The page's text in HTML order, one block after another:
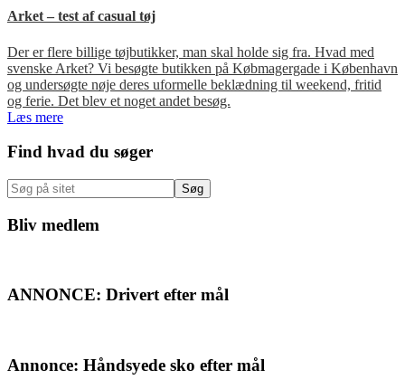
Arket – test af casual tøj
Der er flere billige tøjbutikker, man skal holde sig fra. Hvad med
svenske Arket? Vi besøgte butikken på Købmagergade i København
og undersøgte nøje deres uformelle beklædning til weekend, fritid
og ferie. Det blev et noget andet besøg.
Læs mere
Primær
Sidebar
Find hvad du søger
Søg
på
sitet
Bliv medlem
ANNONCE: Drivert efter mål
Annonce: Håndsyede sko efter mål